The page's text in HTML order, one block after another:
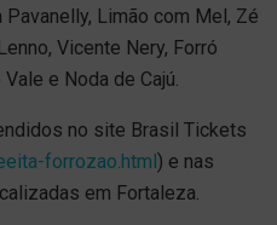
Limão com Mel, Zé
Vicente Nery, Forró
e Noda de Cajú.
no site Brasil Tickets
forrozao.html) e nas
em Fortaleza.